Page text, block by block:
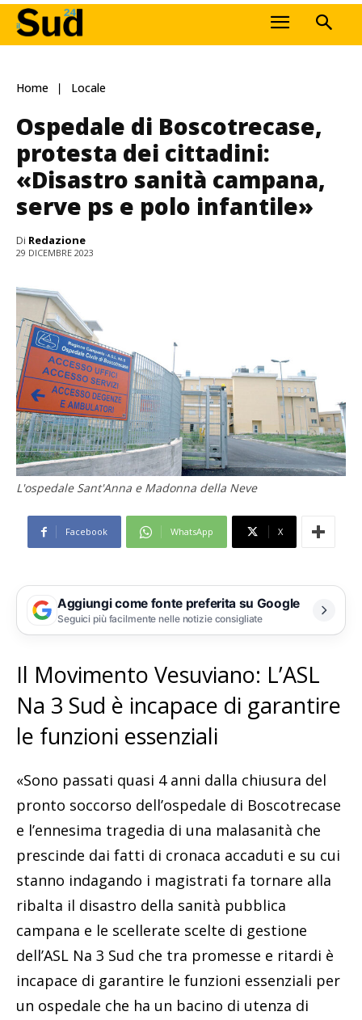
Home Locale
Ospedale di Boscotrecase,
protesta dei cittadini:
«Disastro sanità campana,
serve ps e polo infantile»
Di Redazione
29 DICEMBRE 2023
L'ospedale Sant'Anna e Madonna della Neve
Facebook WhatsApp X
Aggiungi come fonte preferita su Google
Seguici più facilmente nelle notizie consigliate
Il Movimento Vesuviano: L’ASL
Na 3 Sud è incapace di garantire
le funzioni essenziali
«Sono passati quasi 4 anni dalla chiusura del
pronto soccorso dell’ospedale di Boscotrecase
e l’ennesima tragedia di una malasanità che
prescinde dai fatti di cronaca accaduti e su cui
stanno indagando i magistrati fa tornare alla
ribalta il disastro della sanità pubblica
campana e le scellerate scelte di gestione
dell’ASL Na 3 Sud che tra promesse e ritardi è
incapace di garantire le funzioni essenziali per
un ospedale che ha un bacino di utenza di